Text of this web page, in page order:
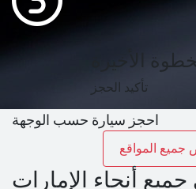
الأخيرة
تأكيد الحجز
احجز سيارة حسب الوجهة
أنحاء الإمارات